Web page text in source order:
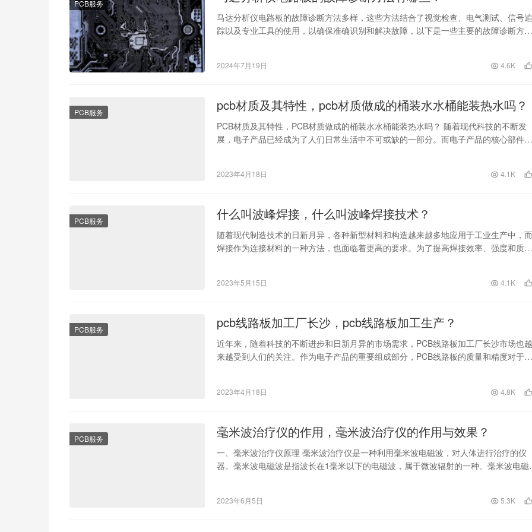
PCB服务
马达分析仪电路板的故障诊断方法多样，这些方法结合了视觉检查、电气测试、信号追
踪以及专业工具的使用，以确保准确识别和解决故障，以下是一些主要的故障诊断方
2024年7月19日 4.6K
PCB服务 pcb材质及其特性，pcb材质做成的桶装水水桶能装热水吗？
PCB材质及其特性，PCB材质做成的桶装水水桶能装热水吗？ 随着现代科技的不断发
展，电子产品已经成为了人们日常生活中不可或缺的一部分。而电子产品的核心部件之
2023年4月18日 4.1K
PCB服务 什么叫波峰焊接，什么叫波峰焊接技术？
随着现代制造技术的日新月异，各种新型材料和构造越来越多地应用于工业生产中，而
焊接作为连接材料的一种方法，也面临着更高的要求。为了提高焊接效率、强度和质
2023年5月15日 4.1K
PCB服务 pcb线路板加工厂长沙，pcb线路板加工生产？
近年来，随着科技的不断进步和日新月异的市场需求，PCB线路板加工厂长沙市场也越
来越受到人们的关注。作为电子产品的重要组成部分，PCB线路板的质量和精度对于整
2023年4月18日 4.8K
PCB服务 毫米波治疗仪的作用，毫米波治疗仪的作用与效果？
一、毫米波治疗仪原理 毫米波治疗仪是一种利用毫米波电磁波，对人体进行治疗的仪
器。毫米波电磁波是指波长在1毫米以下的电磁波，属于微波辐射的一种。毫米波电磁
2023年6月5日 5.3K